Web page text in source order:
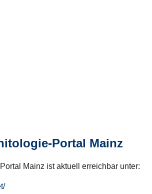
Portal Mainz
Mainz ist aktuell erreichbar unter: